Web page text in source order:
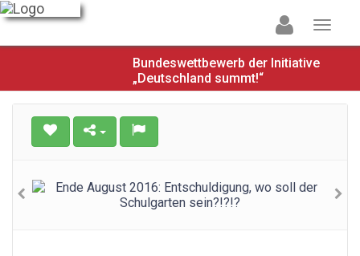
Bundeswettbewerb der Initiative
„Deutschland summt!“